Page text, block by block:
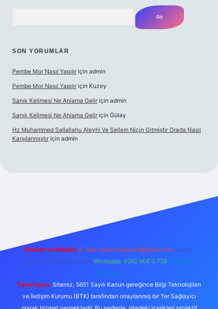
SON YORUMLAR
Pembe Mor Nasıl Yapılır için admin
Pembe Mor Nasıl Yapılır için Kuzey
Sanık Kelimesi Ne Anlama Gelir için admin
Sanık Kelimesi Ne Anlama Gelir için Gülay
Hz Muhammed Sallallahu Aleyhi Ve Sellem Niçin Gitmiştir Orada Nasıl
Karşılanmıştır için admin
Reklam ve İletişim: E-mail: backlinkpaneli@gmail.com Teams:
forumhizmeti@gmail.com Whatsapp: 0262 606 0 726 Telegram:
@karabul
Yasal Uyarı: Sitemiz, 5651 Sayılı Kanun gereğince Bilgi Teknolojileri
ve İletişim Kurumu (BTK) tarafından onaylanmış bir Yer Sağlayıcı